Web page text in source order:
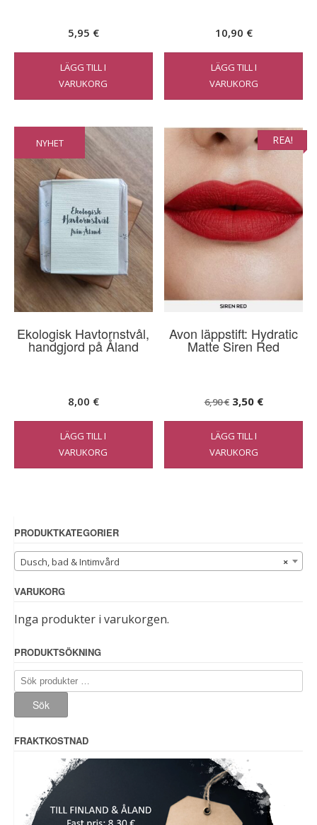
5,95 €
LÄGG TILL I
VARUKORG
10,90 €
LÄGG TILL I
VARUKORG
NYHET
Ekologisk Havtornstvål,
handgjord på Åland
8,00 €
LÄGG TILL I
VARUKORG
REA!
Avon läppstift: Hydratic
Matte Siren Red
6,90€ Det
ursprungliga
priset
var:
3,50 €Det
nuvarande
LÄGG TILL I
VARUKORG
PRODUKTKATEGORIER
×
Dusch, bad & Intimvård
VARUKORG
Inga produkter i varukorgen.
PRODUKTSÖKNING
Sök
efter:
Sök
FRAKTKOSTNAD